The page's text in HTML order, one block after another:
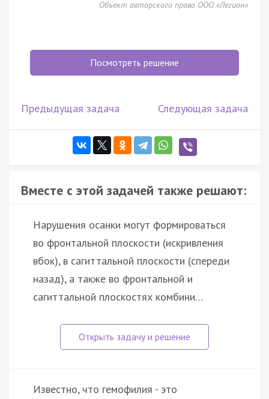
Объект авторского права ООО «Легион»
Посмотреть решение
Предыдущая задача Следующая задача
Вместе с этой задачей также решают:
Нарушения осанки могут формироваться
во фронтальной плоскости (искривления
вбок), в сагиттальной плоскости (спереди
назад), а также во фронтальной и
сагиттальной плоскостях комбини…
Известно, что гемофилия - это